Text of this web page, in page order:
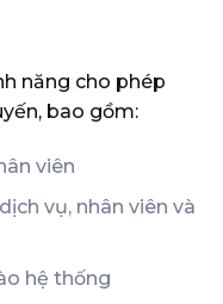
năng cho phép
bao gồm:
viên
vụ, nhân viên và
hệ thống